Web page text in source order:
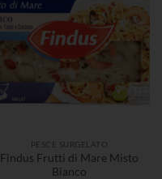
PESCE SURGELATO
Findus Frutti di Mare Misto
Bianco